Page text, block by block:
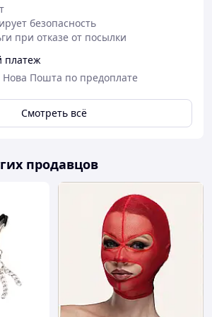
анальная пробка S со
ступенчатая анальная пробка
безопасность
при отказе от посылки
платеж
Пошта по предоплате
Смотреть всё
продавцов